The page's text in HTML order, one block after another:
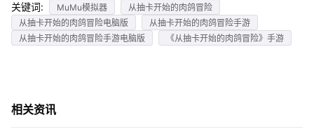
关键词: MuMu模拟器
从抽卡开始的肉鸽冒险
从抽卡开始的肉鸽冒险电脑版
从抽卡开始的肉鸽冒险手游
从抽卡开始的肉鸽冒险手游电脑版
《从抽卡开始的肉鸽冒险》手游
相关资讯